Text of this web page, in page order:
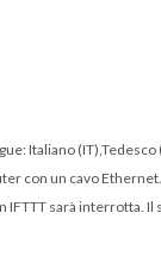
Italiano (IT),Tedesco
con un cavo Ethernet.
sarà interrotta. Il